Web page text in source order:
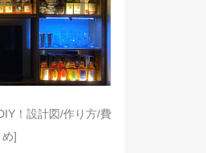
！設計図/作り方/費
め]